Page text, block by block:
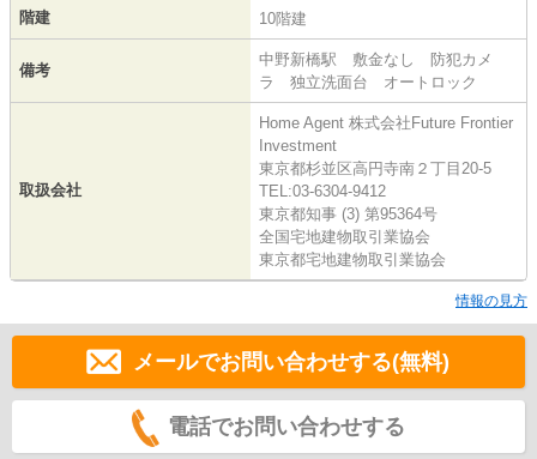
階建 10階建
備考
中野新橋駅 敷金なし 防犯カメ
ラ 独立洗面台 オートロック
取扱会社
Home Agent 株式会社Future Frontier
Investment
東京都杉並区高円寺南２丁目20-5
TEL:03-6304-9412
東京都知事 (3) 第95364号
全国宅地建物取引業協会
東京都宅地建物取引業協会
情報の見方
メールでお問い合わせする(無料)
電話でお問い合わせする